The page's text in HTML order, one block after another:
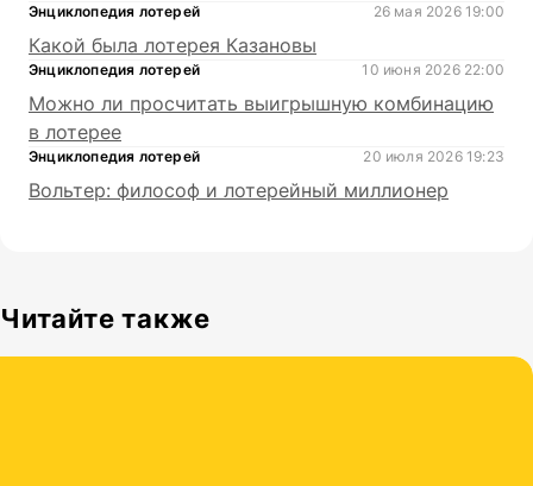
Энциклопедия лотерей 26 мая 2026 19:00
Какой была лотерея Казановы
Энциклопедия лотерей 10 июня 2026 22:00
Можно ли просчитать выигрышную комбинацию
в лотерее
Энциклопедия лотерей 20 июля 2026 19:23
Вольтер: философ и лотерейный миллионер
Читайте также